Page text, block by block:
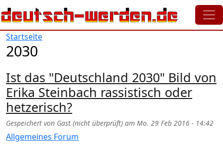
Direkt zum Inhalt
Startseite
2030
Ist das "Deutschland 2030" Bild von
Erika Steinbach rassistisch oder
hetzerisch?
Gespeichert von Gast (nicht überprüft) am Mo. 29 Feb 2016 - 14:42
Allgemeines Forum